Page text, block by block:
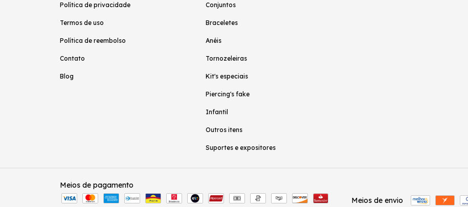
Política de privacidade
Termos de uso
Política de reembolso
Contato
Blog
Conjuntos
Braceletes
Anéis
Tornozeleiras
Kit's especiais
Piercing's fake
Infantil
Outros itens
Suportes e expositores
Meios de pagamento
Meios de envio